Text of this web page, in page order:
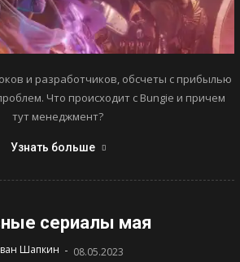
и разработчиков, обсчеты с прибылью
Что происходит с Bungie и причем
тут менеджмент?
Узнать больше
сериалы мая
Шапкин - 08.05.2023